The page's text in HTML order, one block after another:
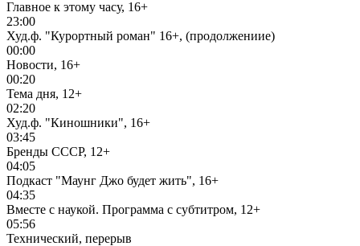
Главное к этому часу, 16+
23:00
Худ.ф. "Курортный роман" 16+, (продолжениие)
00:00
Новости, 16+
00:20
Тема дня, 12+
02:20
Худ.ф. "Киношники", 16+
03:45
Бренды СССР, 12+
04:05
Подкаст "Маунг Джо будет жить", 16+
04:35
Вместе с наукой. Программа с субтитром, 12+
05:56
Технический, перерыв